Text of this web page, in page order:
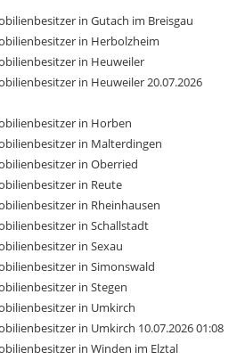
in Gutach im Breisgau
in Herbolzheim
in Heuweiler
in Heuweiler 20.07.2026
in Horben
in Malterdingen
in Oberried
in Reute
in Rheinhausen
in Schallstadt
in Sexau
in Simonswald
in Stegen
in Umkirch
in Umkirch 10.07.2026 01:08
in Winden im Elztal